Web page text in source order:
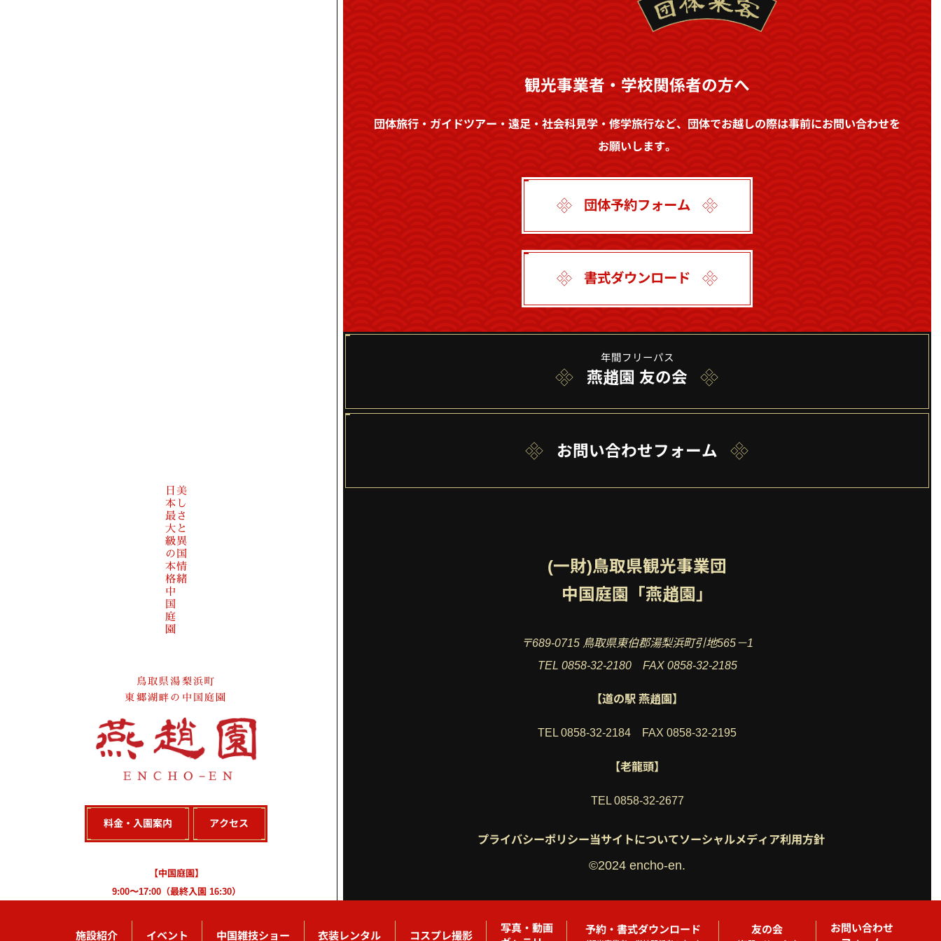
美
し
さ
と
異
国
情
緒
日
本
最
大
級
の
本
格
中
国
庭
園
鳥取県湯梨浜町
東郷湖畔の中国庭園
料金・入園案内 アクセス
【中国庭園】
9:00〜17:00（最終入園 16:30）
施設紹介 イベント 中国雑技ショー 衣装レンタル コスプレ撮影
写真・動画
予約・書式ダウンロード 友の会
お問い合わせ
観光事業者・学校関係者の方へ
団体旅行・ガイドツアー・遠足・社会科見学・修学旅行など、団体でお越しの際は事前にお問い合わせを
お願いします。
団体予約フォーム
書式ダウンロード
年間フリーパス
燕趙園 友の会
お問い合わせフォーム
(一財)鳥取県観光事業団
中国庭園「燕趙園」
〒689-0715 鳥取県東伯郡湯梨浜町引地565－1
TEL 0858-32-2180 FAX 0858-32-2185
【道の駅 燕趙園】
TEL 0858-32-2184 FAX 0858-32-2195
【老龍頭】
TEL 0858-32-2677
プライバシーポリシー当サイトについてソーシャルメディア利用方針
©2024 encho-en.